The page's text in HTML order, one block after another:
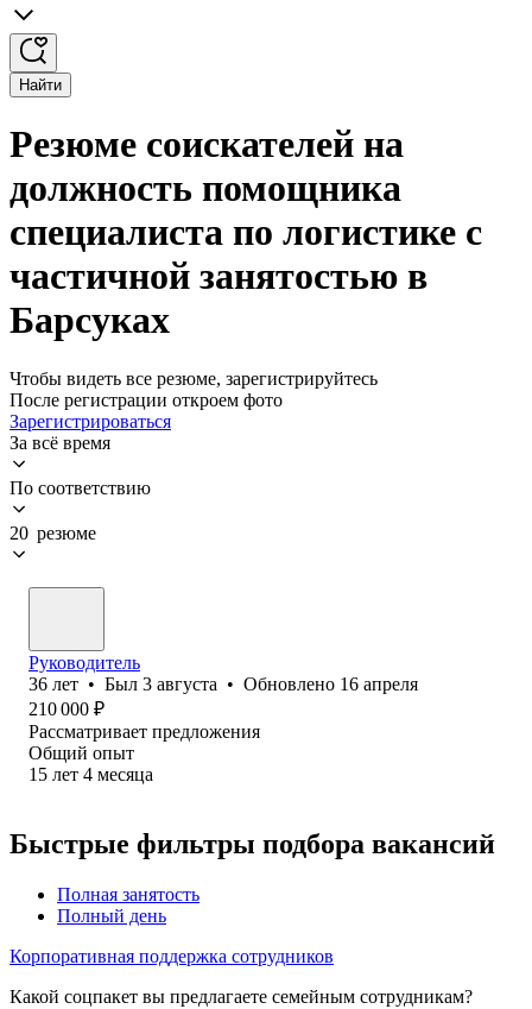
Найти
Резюме соискателей на
должность помощника
специалиста по логистике с
частичной занятостью в
Барсуках
Чтобы видеть все резюме, зарегистрируйтесь
После регистрации откроем фото
Зарегистрироваться
За всё время
По соответствию
20 резюме
Руководитель
36 лет • Был 3 августа • Обновлено 16 апреля
210 000 ₽
Рассматривает предложения
Общий опыт
15 лет 4 месяца
Быстрые фильтры подбора вакансий
Полная занятость
Полный день
Корпоративная поддержка сотрудников
Какой соцпакет вы предлагаете семейным сотрудникам?